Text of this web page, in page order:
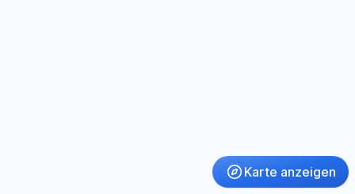
Karte anzeigen